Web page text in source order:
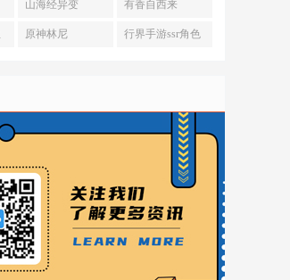
山海经异变 有香自西来
原神林尼 行界手游ssr角色